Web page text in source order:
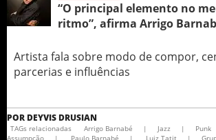
“O principal elemento no
ritmo”, afirma Arrigo
Artista fala sobre modo de compor,
parcerias e influências
POR DEYVIS DRUSIAN
TAGs relacionadas Arrigo Barnabé | Jazz | Punk
Assumpção
| Paulo Barnabé | Luiz Tatit |